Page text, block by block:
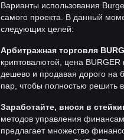
Варианты использования
самого проекта. В данный
следующих целей:
Арбитражная торговля
криптовалютой, цена
дешево и продавая дорого на
пар, чтобы полностью решить
Заработайте, внося в
методов управления
предлагает множество